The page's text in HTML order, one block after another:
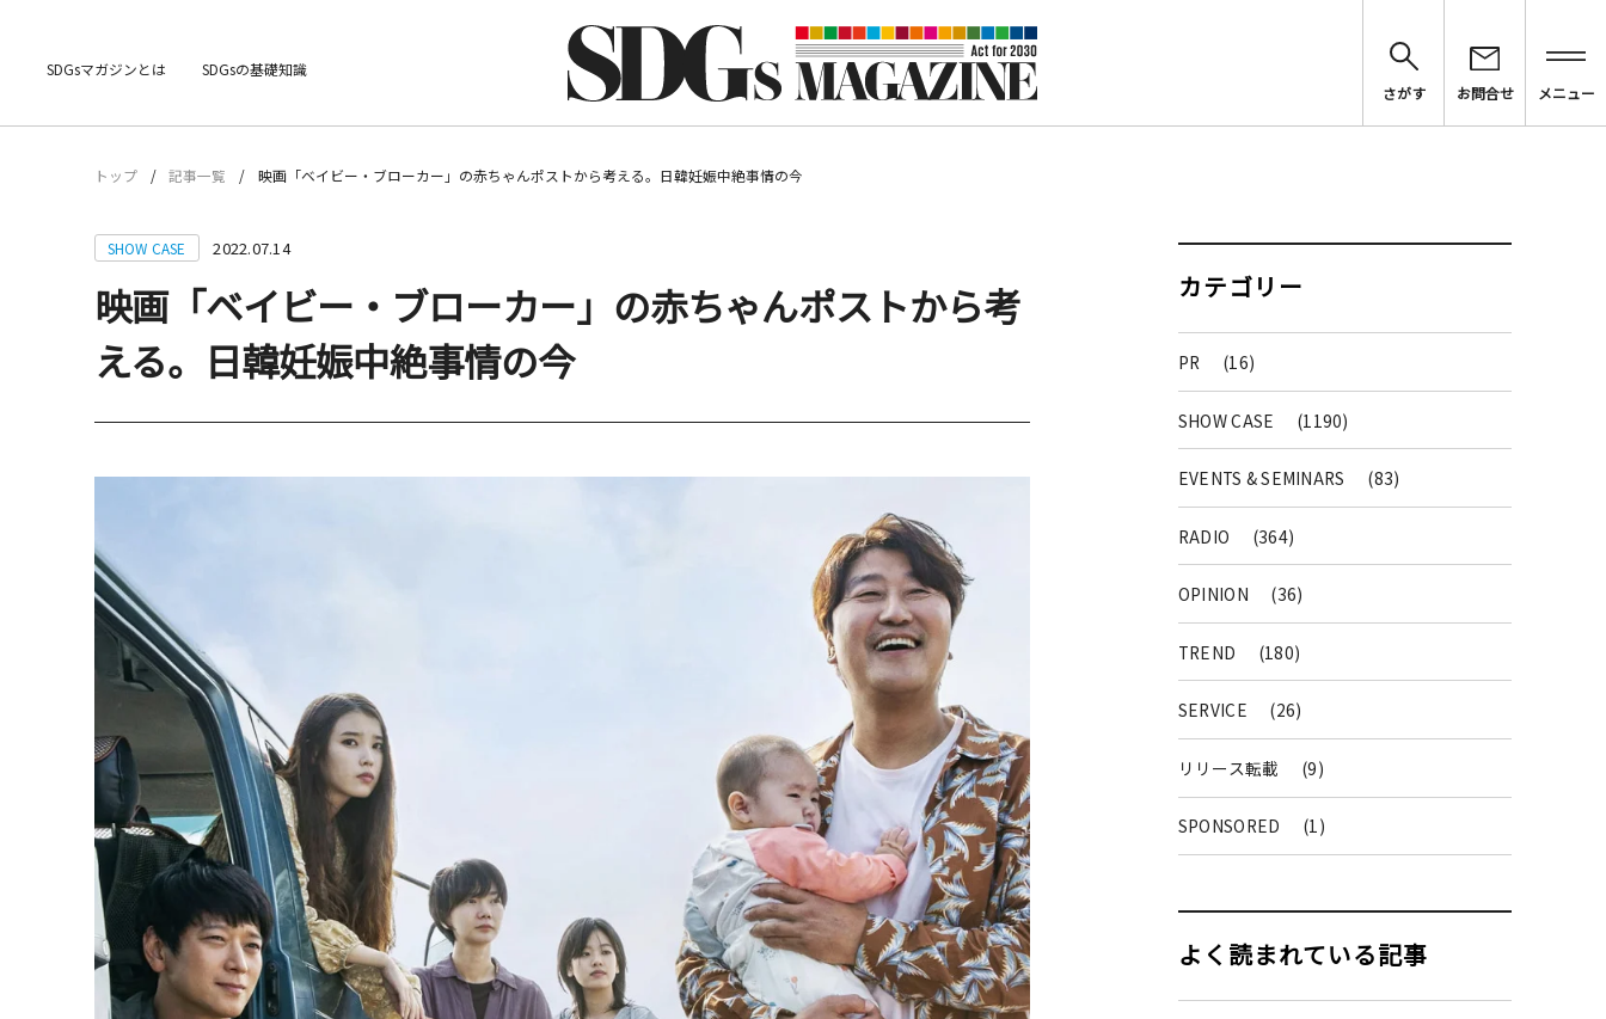
SDGsマガジンとは
SDGsの基礎知識
さがす
お問合せ メニュー
トップ 記事一覧 映画「ベイビー・ブローカー」の赤ちゃんポストから考える。日韓妊娠中絶事情の今
SHOW CASE 2022.07.14
映画「ベイビー・ブローカー」の赤ちゃんポストから考
える。日韓妊娠中絶事情の今
カテゴリー
PR (16)
SHOW CASE (1190)
EVENTS & SEMINARS (83)
RADIO (364)
OPINION (36)
TREND (180)
SERVICE (26)
リリース転載 (9)
SPONSORED (1)
よく読まれている記事